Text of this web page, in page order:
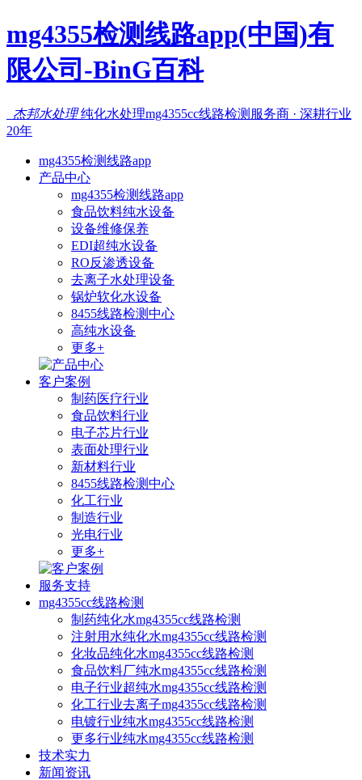
mg4355检测线路app(中国)有
限公司-BinG百科
杰邦水处理纯化水处理mg4355cc线路检测服务商 · 深耕行业
20年
mg4355检测线路app
产品中心
mg4355检测线路app
食品饮料纯水设备
设备维修保养
EDI超纯水设备
RO反渗透设备
去离子水处理设备
锅炉软化水设备
8455线路检测中心
高纯水设备
更多+
客户案例
制药医疗行业
食品饮料行业
电子芯片行业
表面处理行业
新材料行业
8455线路检测中心
化工行业
制造行业
光电行业
更多+
服务支持
mg4355cc线路检测
制药纯化水mg4355cc线路检测
注射用水纯化水mg4355cc线路检测
化妆品纯化水mg4355cc线路检测
食品饮料厂纯水mg4355cc线路检测
电子行业超纯水mg4355cc线路检测
化工行业去离子mg4355cc线路检测
电镀行业纯水mg4355cc线路检测
更多行业纯水mg4355cc线路检测
技术实力
新闻资讯